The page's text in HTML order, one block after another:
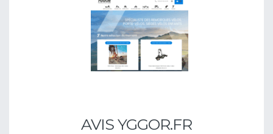
AVIS YGGOR.FR